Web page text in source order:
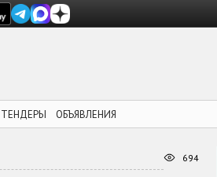
ТЕНДЕРЫ ОБЪЯВЛЕНИЯ
694